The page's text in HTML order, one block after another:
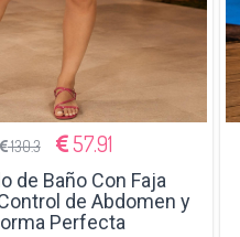
130.3 57.91
de Baño Con Faja
de Abdomen y
Perfecta